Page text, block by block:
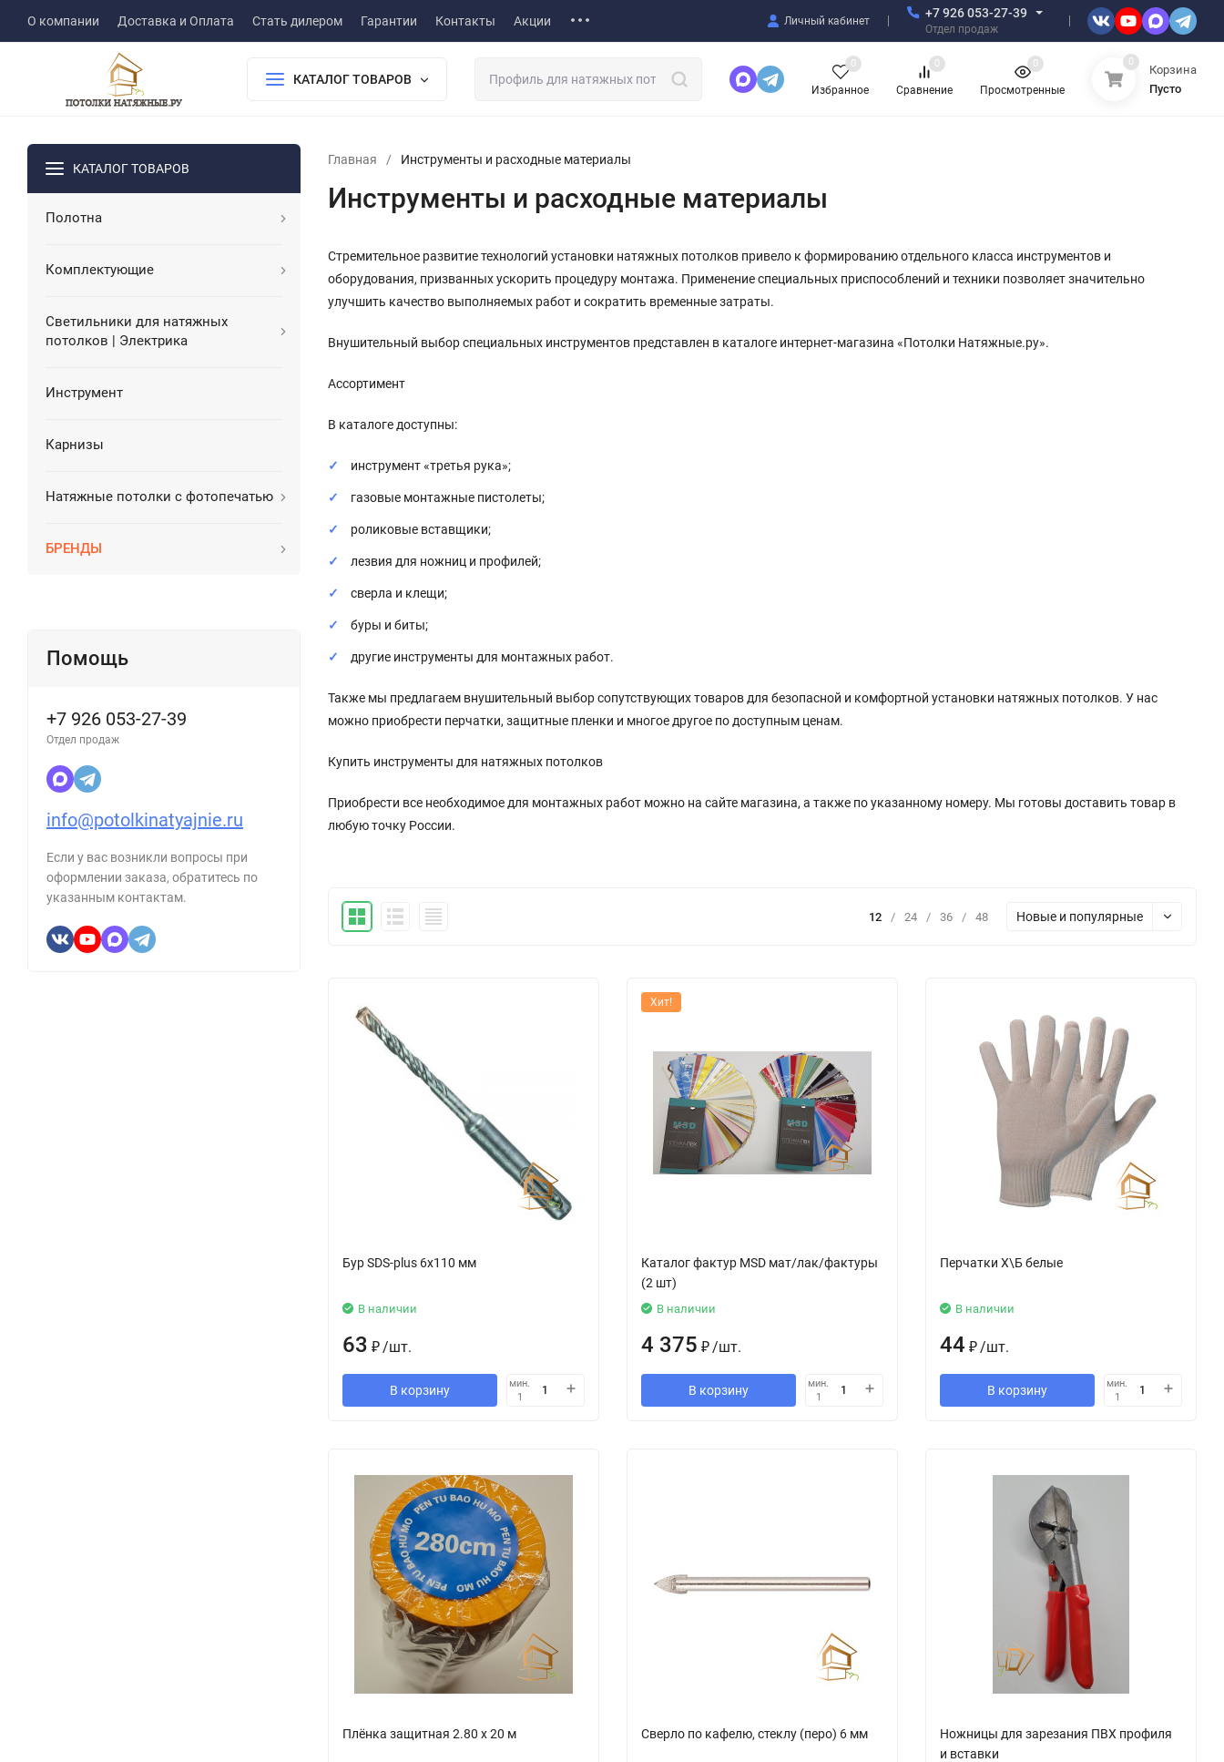
О компании Доставка и Оплата Стать дилером Гарантии Контакты Акции Личный кабинет
+7 926 053-27-39
Отдел продаж
КАТАЛОГ ТОВАРОВ
Избранное
0
Сравнение
0
Просмотренные
0 0
Корзина
Пусто
КАТАЛОГ ТОВАРОВ
Полотна
Комплектующие
Светильники для натяжных
потолков | Электрика
Инструмент
Карнизы
Натяжные потолки с фотопечатью
БРЕНДЫ
Помощь
+7 926 053-27-39
Отдел продаж
info@potolkinatyajnie.ru
Если у вас возникли вопросы при
оформлении заказа, обратитесь по
указанным контактам.
Главная / Инструменты и расходные материалы
Инструменты и расходные материалы
Стремительное развитие технологий установки натяжных потолков привело к формированию отдельного класса инструментов и
оборудования, призванных ускорить процедуру монтажа. Применение специальных приспособлений и техники позволяет значительно
улучшить качество выполняемых работ и сократить временные затраты.
Внушительный выбор специальных инструментов представлен в каталоге интернет-магазина «Потолки Натяжные.ру».
Ассортимент
В каталоге доступны:
инструмент «третья рука»;
газовые монтажные пистолеты;
роликовые вставщики;
лезвия для ножниц и профилей;
сверла и клещи;
буры и биты;
другие инструменты для монтажных работ.
Также мы предлагаем внушительный выбор сопутствующих товаров для безопасной и комфортной установки натяжных потолков. У нас
можно приобрести перчатки, защитные пленки и многое другое по доступным ценам.
Купить инструменты для натяжных потолков
Приобрести все необходимое для монтажных работ можно на сайте магазина, а также по указанному номеру. Мы готовы доставить товар в
любую точку России.
12 / 24 / 36 / 48 Новые и популярные
Бур SDS-plus 6x110 мм
В наличии
63 ₽/шт.
В корзину
мин.
1
Хит!
Каталог фактур MSD мат/лак/фактуры
(2 шт)
В наличии
4 375 ₽/шт.
В корзину
мин.
1
Перчатки Х\Б белые
В наличии
44 ₽/шт.
В корзину
мин.
1
Плёнка защитная 2.80 х 20 м Сверло по кафелю, стеклу (перо) 6 мм
Ножницы для зарезания ПВХ профиля
и вставки